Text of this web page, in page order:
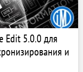
Edit 5.0.0 для
и